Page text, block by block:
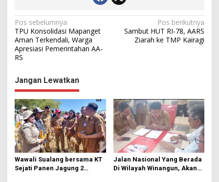
N
a
v
g
a
s
i
p
o
s
Pos sebelumnya
TPU Konsolidasi Mapanget
Aman Terkendali, Warga
Apresiasi Pemerintahan AA-
RS
Pos berikutnya
Sambut HUT RI-78, AARS
Ziarah ke TMP Kairagi
Jangan Lewatkan
Wawali Sualang bersama KT
Sejati Panen Jagung 2
Jalan Nasional Yang Berada
Di Wilayah Winangun, Akan